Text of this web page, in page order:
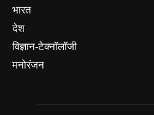
भारत
देश
विज्ञान-टेक्नॉलॉजी
मनोरंजन